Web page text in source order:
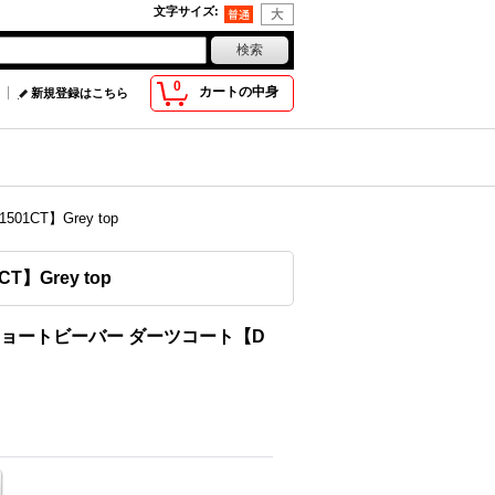
文字サイズ:
0 カートの中身
新規登録はこちら
】Grey top
】Grey top
ートビーバー ダーツコート【D